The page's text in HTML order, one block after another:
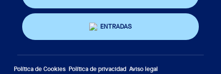
ENTRADAS
Política de Cookies Política de privacidad Aviso legal